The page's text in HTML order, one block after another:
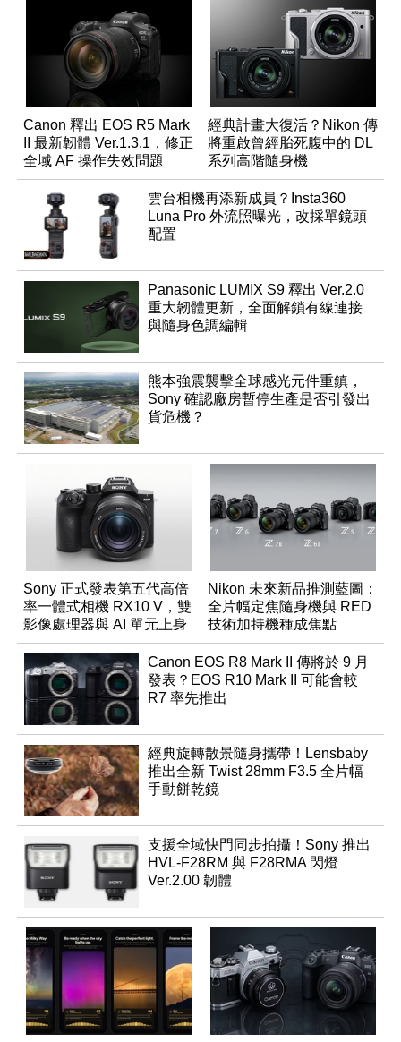
Canon 釋出 EOS R5 Mark
II 最新韌體 Ver.1.3.1，修正
全域 AF 操作失效問題
經典計畫大復活？Nikon 傳
將重啟曾經胎死腹中的 DL
系列高階隨身機
雲台相機再添新成員？Insta360
Luna Pro 外流照曝光，改採單鏡頭
配置
Panasonic LUMIX S9 釋出 Ver.2.0
重大韌體更新，全面解鎖有線連接
與隨身色調編輯
熊本強震襲擊全球感光元件重鎮，
Sony 確認廠房暫停生產是否引發出
貨危機？
Sony 正式發表第五代高倍
率一體式相機 RX10 V，雙
影像處理器與 AI 單元上身
Nikon 未來新品推測藍圖：
全片幅定焦隨身機與 RED
技術加持機種成焦點
Canon EOS R8 Mark II 傳將於 9 月
發表？EOS R10 Mark II 可能會較
R7 率先推出
經典旋轉散景隨身攜帶！Lensbaby
推出全新 Twist 28mm F3.5 全片幅
手動餅乾鏡
支援全域快門同步拍攝！Sony 推出
HVL-F28RM 與 F28RMA 閃燈
Ver.2.00 韌體